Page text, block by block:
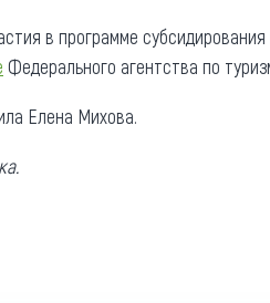
в программе
Федерального агентства по
Елена Михова.